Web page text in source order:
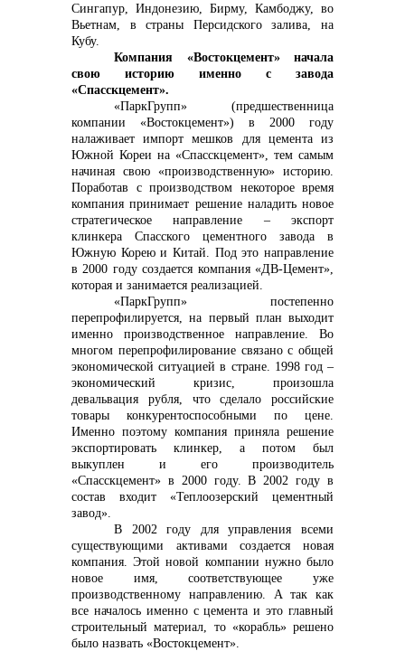
Сингапур, Индонезию, Бирму, Камбоджу, во
Вьетнам, в страны Персидского залива, на
Кубу.
Компания «Востокцемент» начала
свою историю именно с завода
«Спасскцемент».
«ПаркГрупп» (предшественница
компании «Востокцемент») в 2000 году
налаживает импорт мешков для цемента из
Южной Кореи на «Спасскцемент», тем самым
начиная свою «производственную» историю.
Поработав с производством некоторое время
компания принимает решение наладить новое
стратегическое направление – экспорт
клинкера Спасского цементного завода в
Южную Корею и Китай. Под это направление
в 2000 году создается компания «ДВ-Цемент»,
которая и занимается реализацией.
«ПаркГрупп» постепенно
перепрофилируется, на первый план выходит
именно производственное направление. Во
многом перепрофилирование связано с общей
экономической ситуацией в стране. 1998 год –
экономический кризис, произошла
девальвация рубля, что сделало российские
товары конкурентоспособными по цене.
Именно поэтому компания приняла решение
экспортировать клинкер, а потом был
выкуплен и его производитель
«Спасскцемент» в 2000 году. В 2002 году в
состав входит «Теплоозерский цементный
завод».
В 2002 году для управления всеми
существующими активами создается новая
компания. Этой новой компании нужно было
новое имя, соответствующее уже
производственному направлению. А так как
все началось именно с цемента и это главный
строительный материал, то «корабль» решено
было назвать «Востокцемент».